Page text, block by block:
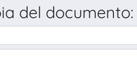
del documento: